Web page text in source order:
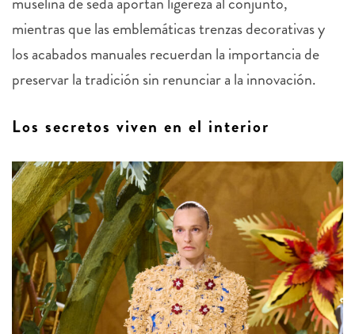
mientras que las emblemáticas trenzas decorativas y
los acabados manuales recuerdan la importancia de
preservar la tradición sin renunciar a la innovación.